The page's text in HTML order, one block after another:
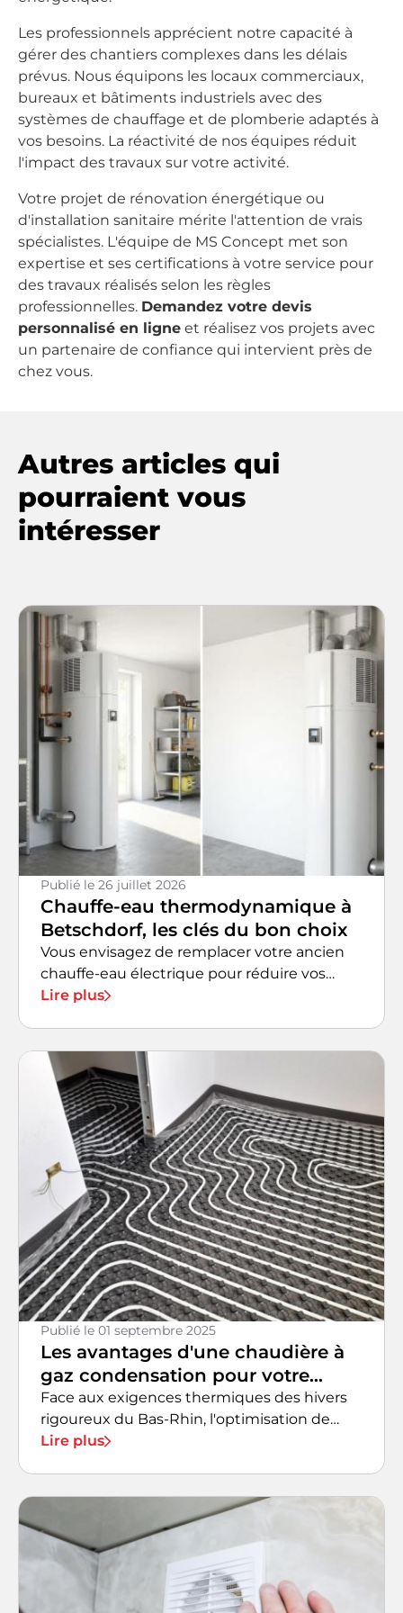
Les professionnels apprécient notre capacité à
gérer des chantiers complexes dans les délais
prévus. Nous équipons les locaux commerciaux,
bureaux et bâtiments industriels avec des
systèmes de chauffage et de plomberie adaptés à
vos besoins. La réactivité de nos équipes réduit
l'impact des travaux sur votre activité.
Votre projet de rénovation énergétique ou
d'installation sanitaire mérite l'attention de vrais
spécialistes. L'équipe de MS Concept met son
expertise et ses certifications à votre service pour
des travaux réalisés selon les règles
professionnelles. Demandez votre devis
personnalisé en ligne et réalisez vos projets avec
un partenaire de confiance qui intervient près de
chez vous.
Autres articles qui
pourraient vous
intéresser
Publié le 26 juillet 2026
Chauffe-eau thermodynamique à
Betschdorf, les clés du bon choix
Vous envisagez de remplacer votre ancien
chauffe-eau électrique pour réduire vos
factures d'énergie ?
Lire plus
Publié le 01 septembre 2025
Les avantages d'une chaudière à
gaz condensation pour votre
logement
Face aux exigences thermiques des hivers
rigoureux du Bas-Rhin, l'optimisation de
votre système de chauffage constitue un
chaudière à gaz condensation représente
actuellement l'une des solutions les plus
performantes sur le marché, alliant efficacité
thermique supérieure et rendement
économique optimal. À Haguenau, un
Lire plus